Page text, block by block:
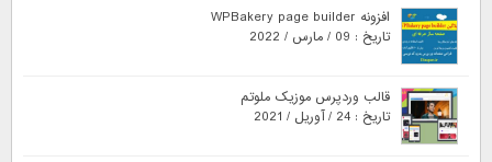
افزونه WPBakery page builder
تاریخ : 09 / مارس / 2022
قالب وردپرس موزیک ملوتم
تاریخ : 24 / آوریل / 2021